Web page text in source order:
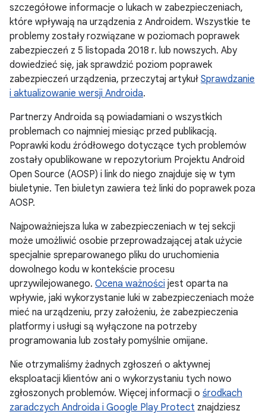
szczegółowe informacje o lukach w zabezpieczeniach,
które wpływają na urządzenia z Androidem. Wszystkie te
problemy zostały rozwiązane w poziomach poprawek
zabezpieczeń z 5 listopada 2018 r. lub nowszych. Aby
dowiedzieć się, jak sprawdzić poziom poprawek
zabezpieczeń urządzenia, przeczytaj artykuł Sprawdzanie
i aktualizowanie wersji Androida.
Partnerzy Androida są powiadamiani o wszystkich
problemach co najmniej miesiąc przed publikacją.
Poprawki kodu źródłowego dotyczące tych problemów
zostały opublikowane w repozytorium Projektu Android
Open Source (AOSP) i link do niego znajduje się w tym
biuletynie. Ten biuletyn zawiera też linki do poprawek poza
AOSP.
Najpoważniejsza luka w zabezpieczeniach w tej sekcji
może umożliwić osobie przeprowadzającej atak użycie
specjalnie spreparowanego pliku do uruchomienia
dowolnego kodu w kontekście procesu
uprzywilejowanego. Ocena ważności jest oparta na
wpływie, jaki wykorzystanie luki w zabezpieczeniach może
mieć na urządzeniu, przy założeniu, że zabezpieczenia
platformy i usługi są wyłączone na potrzeby
programowania lub zostały pomyślnie omijane.
Nie otrzymaliśmy żadnych zgłoszeń o aktywnej
eksploatacji klientów ani o wykorzystaniu tych nowo
zgłoszonych problemów. Więcej informacji o środkach
zaradczych Androida i Google Play Protect znajdziesz